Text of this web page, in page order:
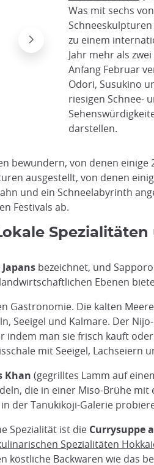
Was mit sechs
zu einem
Jahr mehr als
Anfang Februar
Odori, Susukino
riesigen Schnee-
darstellen.
Skulptur eines
Flickr David Yttervik
bewundern, von denen
ausgestellt, von denen
und ein Schneelabyrinth
Festivals ab.
bezeichnet, und
Ebenen
Gastronomie. Die kalten
Seeigel und Kalmare. Der
indem man sie frisch kauft
mit Seeigel, Lachseiern
Khan (gegrilltes Lamm auf
die in einer Miso-Brühe
der Tanukikoji-Galerie
Spezialität ist die Currysuppe
Spezialitäten
köstliche Backwaren wie